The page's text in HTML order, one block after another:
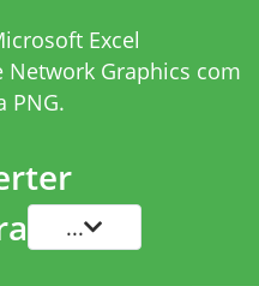
Excel
Network Graphics com
PNG.
...